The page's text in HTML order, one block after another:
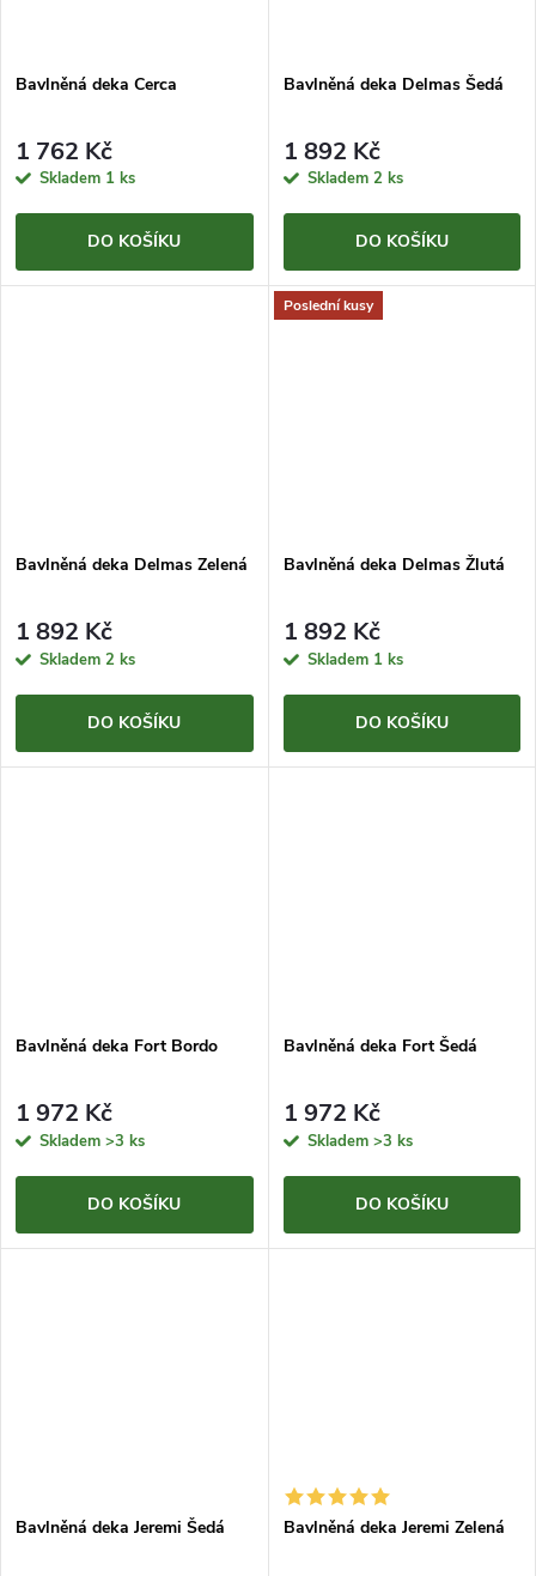
Bavlněná deka Cerca
1 762 Kč
Skladem 1 ks
DO KOŠÍKU
Bavlněná deka Delmas Šedá
1 892 Kč
Skladem 2 ks
DO KOŠÍKU
Bavlněná deka Delmas Zelená
1 892 Kč
Skladem 2 ks
DO KOŠÍKU
Poslední kusy
Bavlněná deka Delmas Žlutá
1 892 Kč
Skladem 1 ks
DO KOŠÍKU
Bavlněná deka Fort Bordo
1 972 Kč
Skladem >3 ks
DO KOŠÍKU
Bavlněná deka Fort Šedá
1 972 Kč
Skladem >3 ks
DO KOŠÍKU
Bavlněná deka Jeremi Šedá Bavlněná deka Jeremi Zelená